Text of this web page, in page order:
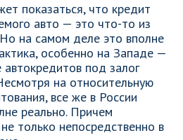
показаться, что кредит
авто — это что-то из
на самом деле это вполне
особенно на Западе —
автокредитов под залог
на относительную
все же в России
реально. Причем
только непосредственно в